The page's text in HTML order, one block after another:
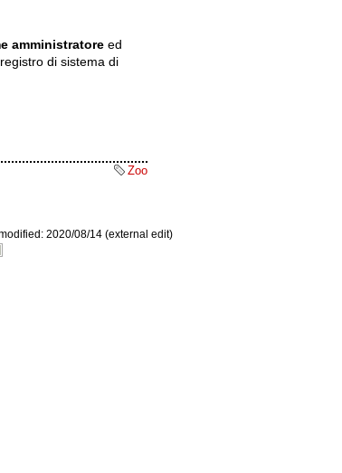
amministratore ed
di sistema di
Zoo
2020/08/14 (external edit)